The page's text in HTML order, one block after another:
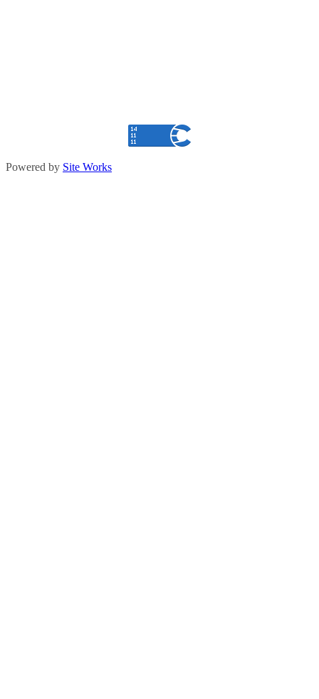
Powered by Site Works